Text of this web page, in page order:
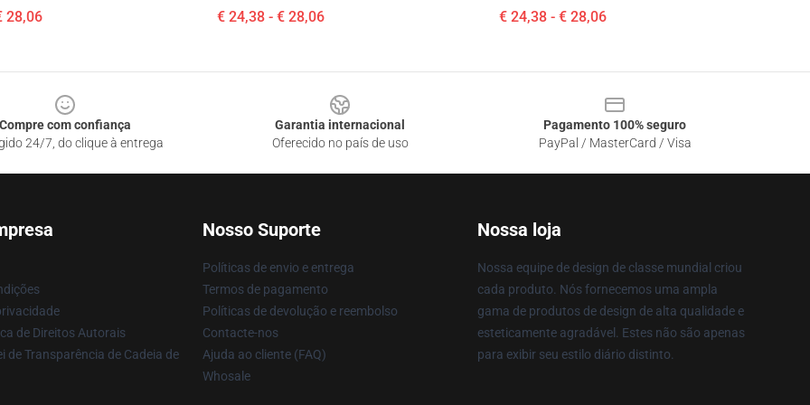
28,06 € 24,38 - € 28,06 € 24,38 - € 28,06
Compre com confiança
24/7, do clique à entrega
Garantia internacional
Oferecido no país de uso
Pagamento 100% seguro
PayPal / MasterCard / Visa
de Direitos Autorais
de Transparência de Cadeia de
Nosso Suporte
Políticas de envio e entrega
Termos de pagamento
Políticas de devolução e reembolso
Contacte-nos
Ajuda ao cliente (FAQ)
Whosale
Nossa loja
Nossa equipe de design de classe mundial criou
cada produto. Nós fornecemos uma ampla
gama de produtos de design de alta qualidade e
esteticamente agradável. Estes não são apenas
para exibir seu estilo diário distinto.